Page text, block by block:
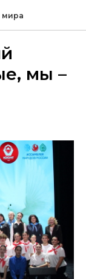
мира
мы –